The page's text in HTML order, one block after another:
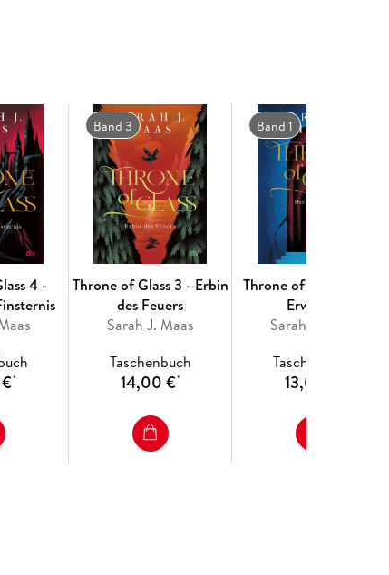
4 -
*
Band 3
Throne of Glass 3 - Erbin
des Feuers
Sarah J. Maas
Taschenbuch
14,00 €*
Band 1
Throne of Glass 1 - Die
Erwählte
Sarah J. Maas
Taschenbuch
13,00 €